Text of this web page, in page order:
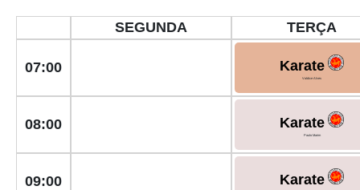
07:00
08:00
09:00
SEGUNDA TERÇA
Karate
Valdice Alves
Karate
Paulo Marim
Karate